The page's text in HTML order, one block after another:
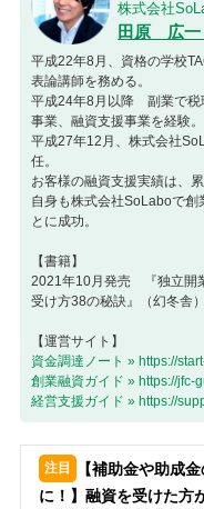
株式会社
田原 広一
平成22年8月、資格の学校
表論講師を務める。
平成24年8月以降 副業で税
事業、融資支援事業を経験。
平成27年12月、株式会社
任。
お客様の融資支援実績は、
自身も株式会社SoLaboで創
とに成功。
【書籍】
2021年10月発売 『独立開
受け方38の秘訣』（幻冬舎）
【運営サイト】
資金調達ノート » https://
創業融資ガイド » https://jfc-
経営支援ガイド » https://
【補助金や助成
に！】融資を受けた方